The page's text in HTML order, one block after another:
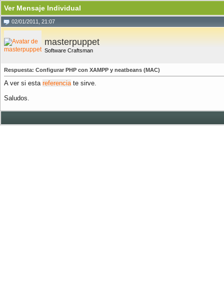
Ver Mensaje Individual
02/01/2011, 21:07
masterpuppet
Software Craftsman
Respuesta: Configurar PHP con XAMPP y neatbeans (MAC)
A ver si esta referenciate sirve.
Saludos.